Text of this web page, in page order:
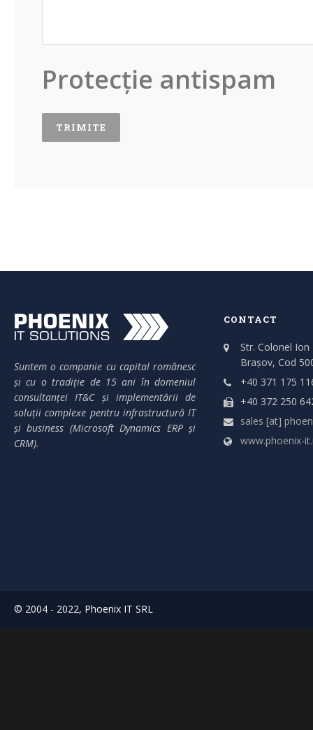
Protecție antispam
Suntem o companie cu capital românesc
și cu o tradiție de 15 ani în domeniul
consultanței IT&C și implementării de
soluții complexe pentru infrastructură IT
și business (Microsoft Dynamics ERP și
CRM).
CONTACT
Str. Colonel
Brașov, Cod
+40 371 175
+40 372 250
sales [at]
www.phoenix-
© 2004 - 2022, Phoenix IT SRL